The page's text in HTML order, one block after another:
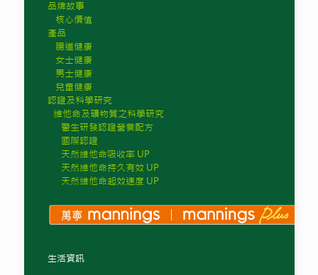
品牌故事
核心價值
產品
腸道健康
女士健康
男士健康
兒童健康
認證及科學研究
維他命及礦物質之科學研究
醫生研發認證營養配方
國際認證
天然維他命吸收率 UP
天然維他命持久有效 UP
天然維他命起效速度 UP
生活資訊